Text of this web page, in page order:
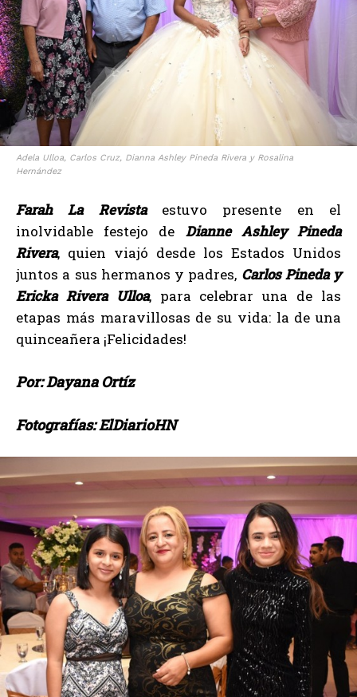
Adela Ulloa, Carlos Cruz, Dianna Ashley Pineda Rivera y Rosalina
Hernández
Farah La Revistaestuvo presente en el
inolvidable festejo de Dianne Ashley Pineda
Rivera, quien viajó desde los Estados Unidos
juntos a sus hermanos y padres, Carlos Pineda y
Ericka Rivera Ulloa, para celebrar una de las
etapas más maravillosas de su vida: la de una
quinceañera ¡Felicidades!
Por: Dayana Ortíz
Fotografías: ElDiarioHN